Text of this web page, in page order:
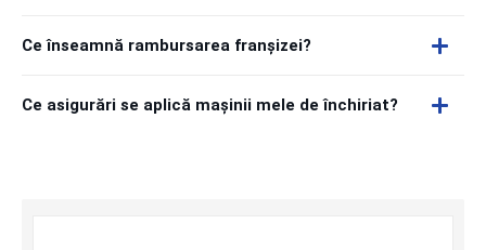
Ce înseamnă rambursarea franșizei?
Ce asigurări se aplică mașinii mele de închiriat?